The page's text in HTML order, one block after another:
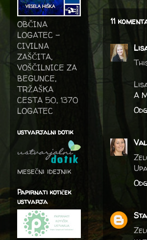
11
A
OBČINA
LOGATEC -
CIVILNA
ZAŠČITA,
VOŠČILNICE ZA
BEGUNCE,
TRŽAŠKA
CESTA 50, 1370
LOGATEC
ustvarjalni dotik
mesečni idejnik
Papirnati kotiček
ustvarja